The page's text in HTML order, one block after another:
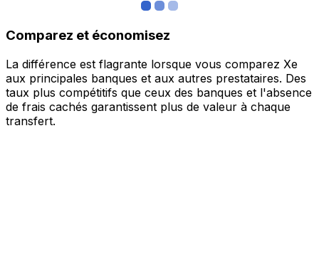
Comparez et économisez
La différence est flagrante lorsque vous comparez Xe
aux principales banques et aux autres prestataires. Des
taux plus compétitifs que ceux des banques et l'absence
de frais cachés garantissent plus de valeur à chaque
transfert.